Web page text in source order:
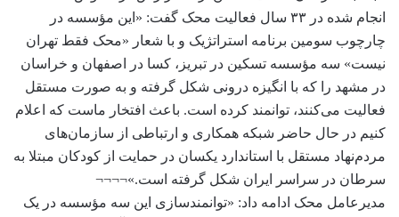
انجام شده در ۳۳ سال فعالیت محک گفت:‌ «این مؤسسه در
چارچوب سومین برنامه استراتژیک و با شعار «محک فقط تهران
نیست» سه مؤسسه تسکین در تبریز، کسا در اصفهان و خراسان
در مشهد را که با انگیزه درونی شکل گرفته و به صورت مستقل
فعالیت می‌کنند، توانمند کرده است. باعث افتخار ماست که اعلام
کنیم در حال حاضر شبکه همکاری و ارتباطی از سازمان‌های
مردم‌نهاد مستقل با استاندارد یکسان در حمایت از کودکان مبتلا به
سرطان در سراسر ایران شکل گرفته است.»¬¬¬¬
مدیرعامل محک ادامه داد: «توانمندسازی این سه مؤسسه در یک